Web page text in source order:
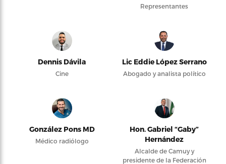
Representantes
Dennis Dávila
Cine
Lic Eddie López Serrano
Abogado y analista político
González Pons MD
Médico radiólogo
Hon. Gabriel “Gaby”
Hernández
Alcalde de Camuy y
presidente de la Federación